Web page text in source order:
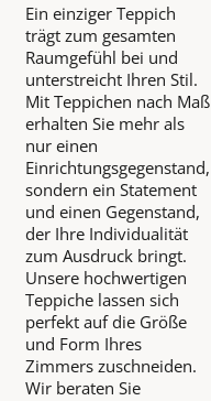
Ein einziger Teppich
trägt zum gesamten
Raumgefühl bei und
unterstreicht Ihren Stil.
Mit Teppichen nach Maß
erhalten Sie mehr als
nur einen
Einrichtungsgegenstand,
sondern ein Statement
und einen Gegenstand,
der Ihre Individualität
zum Ausdruck bringt.
Unsere hochwertigen
Teppiche lassen sich
perfekt auf die Größe
und Form Ihres
Zimmers zuschneiden.
Wir beraten Sie